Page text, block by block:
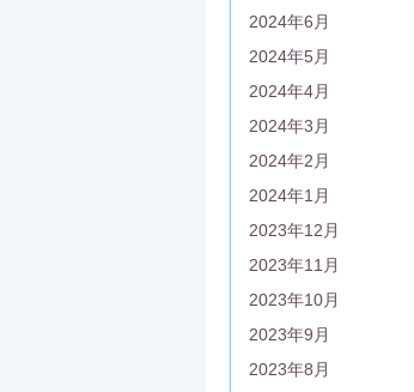
2024年6月
2024年5月
2024年4月
2024年3月
2024年2月
2024年1月
2023年12月
2023年11月
2023年10月
2023年9月
2023年8月